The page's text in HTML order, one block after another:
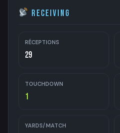
Receiving
RÉCEPTIONS
29
TOUCHDOWN
1
YARDS/MATCH